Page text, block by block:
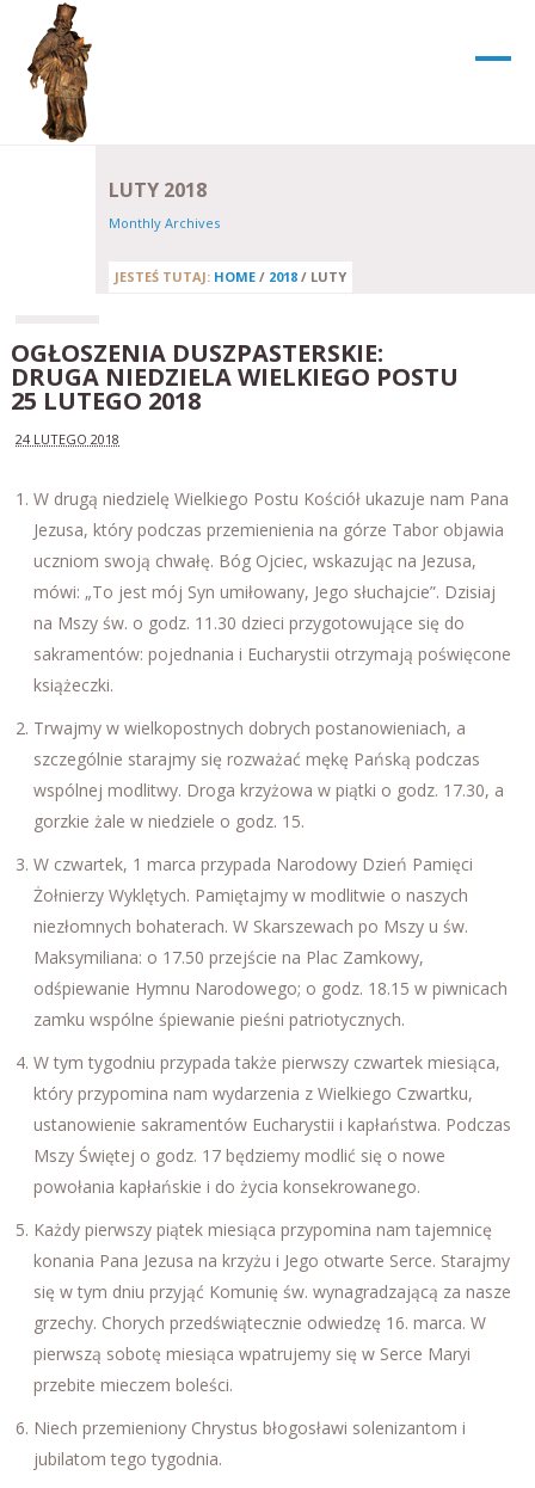
LUTY 2018
Monthly Archives
JESTEŚ TUTAJ: HOME / 2018 / LUTY
OGŁOSZENIA DUSZPASTERSKIE:
DRUGA NIEDZIELA WIELKIEGO POSTU
25 LUTEGO 2018
24 LUTEGO 2018
W drugą niedzielę Wielkiego Postu Kościół ukazuje nam Pana
Jezusa, który podczas przemienienia na górze Tabor objawia
uczniom swoją chwałę. Bóg Ojciec, wskazując na Jezusa,
mówi: „To jest mój Syn umiłowany, Jego słuchajcie”. Dzisiaj
na Mszy św. o godz. 11.30 dzieci przygotowujące się do
sakramentów: pojednania i Eucharystii otrzymają poświęcone
książeczki.
Trwajmy w wielkopostnych dobrych postanowieniach, a
szczególnie starajmy się rozważać mękę Pańską podczas
wspólnej modlitwy. Droga krzyżowa w piątki o godz. 17.30, a
gorzkie żale w niedziele o godz. 15.
W czwartek, 1 marca przypada Narodowy Dzień Pamięci
Żołnierzy Wyklętych. Pamiętajmy w modlitwie o naszych
niezłomnych bohaterach. W Skarszewach po Mszy u św.
Maksymiliana: o 17.50 przejście na Plac Zamkowy,
odśpiewanie Hymnu Narodowego; o godz. 18.15 w piwnicach
zamku wspólne śpiewanie pieśni patriotycznych.
W tym tygodniu przypada także pierwszy czwartek miesiąca,
który przypomina nam wydarzenia z Wielkiego Czwartku,
ustanowienie sakramentów Eucharystii i kapłaństwa. Podczas
Mszy Świętej o godz. 17 będziemy modlić się o nowe
powołania kapłańskie i do życia konsekrowanego.
Każdy pierwszy piątek miesiąca przypomina nam tajemnicę
konania Pana Jezusa na krzyżu i Jego otwarte Serce. Starajmy
się w tym dniu przyjąć Komunię św. wynagradzającą za nasze
grzechy. Chorych przedświątecznie odwiedzę 16. marca. W
pierwszą sobotę miesiąca wpatrujemy się w Serce Maryi
przebite mieczem boleści.
Niech przemieniony Chrystus błogosławi solenizantom i
jubilatom tego tygodnia.